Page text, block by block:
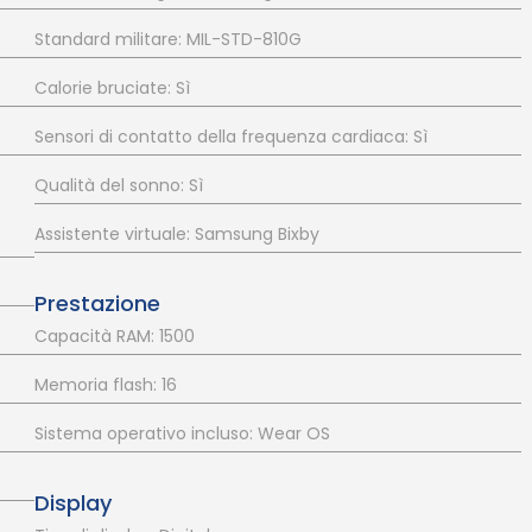
Standard militare: MIL-STD-810G
Calorie bruciate: Sì
Sensori di contatto della frequenza cardiaca: Sì
Qualità del sonno: Sì
Assistente virtuale: Samsung Bixby
Prestazione
Capacità RAM: 1500
Memoria flash: 16
Sistema operativo incluso: Wear OS
Display